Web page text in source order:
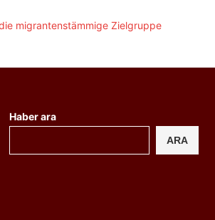
Haber ara
ARA